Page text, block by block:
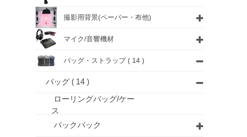
撮影用背景(ペーパー・布他)
マイク/音響機材
バッグ・ストラップ ( 14 )
バッグ ( 14 )
ローリングバッグ/ケー
ス
バックパック